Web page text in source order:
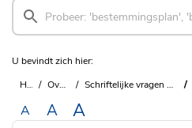
U bevindt zich hier:
Home
Overzichten Schriftelijke vragen van het algemeen bestuur
A A A